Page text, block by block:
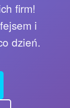
firm!
i
dzień.